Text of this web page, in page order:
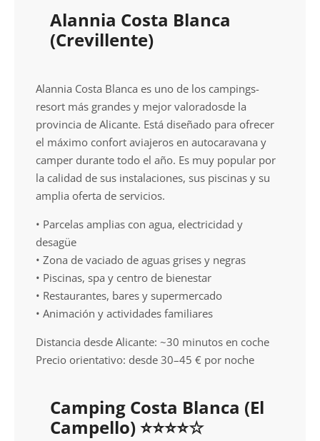
Alannia Costa Blanca
(Crevillente)
Alannia Costa Blanca es uno de los campings-
resort más grandes y mejor valoradosde la
provincia de Alicante. Está diseñado para ofrecer
el máximo confort aviajeros en autocaravana y
camper durante todo el año. Es muy popular por
la calidad de sus instalaciones, sus piscinas y su
amplia oferta de servicios.
• Parcelas amplias con agua, electricidad y
desagüe
• Zona de vaciado de aguas grises y negras
• Piscinas, spa y centro de bienestar
• Restaurantes, bares y supermercado
• Animación y actividades familiares
Distancia desde Alicante: ~30 minutos en coche
Precio orientativo: desde 30–45 € por noche
Camping Costa Blanca (El
Campello) ⭐⭐⭐⭐☆